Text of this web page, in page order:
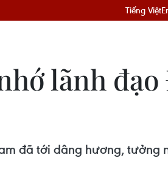
Tiếng Việt
lãnh
đã tới dâng hương, tưởng